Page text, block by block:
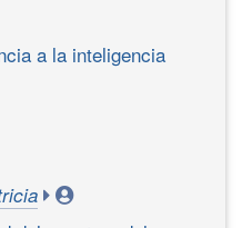
a la inteligencia